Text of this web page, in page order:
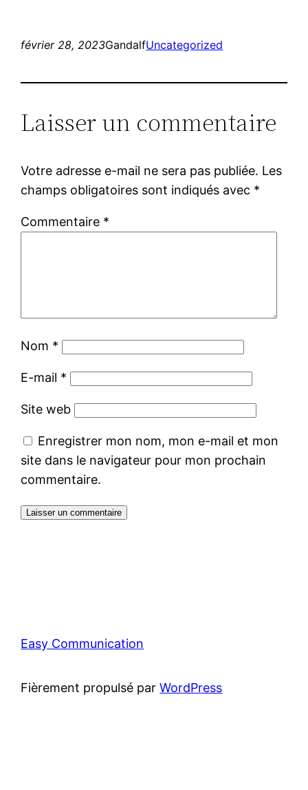
février 28, 2023GandalfUncategorized
Laisser un commentaire
Votre adresse e-mail ne sera pas publiée. Les
champs obligatoires sont indiqués avec *
Commentaire *
Nom *
E-mail *
Site web
Enregistrer mon nom, mon e-mail et mon
site dans le navigateur pour mon prochain
commentaire.
Easy Communication
Fièrement propulsé parWordPress